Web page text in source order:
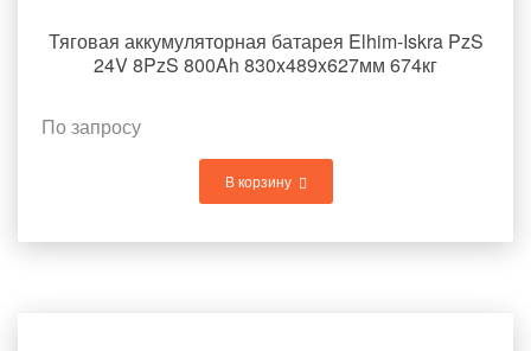
Тяговая аккумуляторная батарея Elhim-Iskra PzS
24V 8PzS 800Ah 830x489x627мм 674кг
По запросу
В корзину